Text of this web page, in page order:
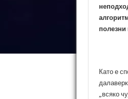
полезни
Като е
„всяко